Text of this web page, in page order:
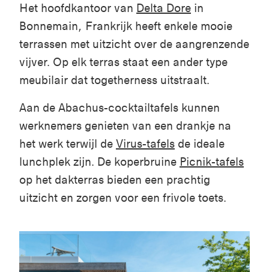
Het hoofdkantoor van Delta Dore in
Bonnemain, Frankrijk heeft enkele mooie
terrassen met uitzicht over de aangrenzende
vijver. Op elk terras staat een ander type
meubilair dat togetherness uitstraalt.
Aan de Abachus-cocktailtafels kunnen
werknemers genieten van een drankje na
het werk terwijl de Virus-tafels de ideale
lunchplek zijn. De koperbruine Picnik-tafels
op het dakterras bieden een prachtig
uitzicht en zorgen voor een frivole toets.